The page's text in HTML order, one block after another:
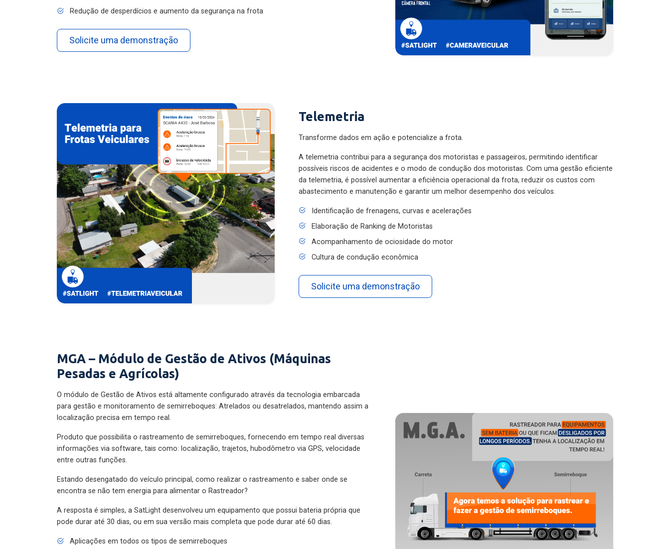
Redução de desperdícios e aumento da segurança na frota
Solicite uma demonstração
Telemetria
Transforme dados em ação e potencialize a frota.
A telemetria contribui para a segurança dos motoristas e passageiros, permitindo identificar
possíveis riscos de acidentes e o modo de condução dos motoristas. Com uma gestão eficiente
da telemetria, é possível aumentar a eficiência operacional da frota, reduzir os custos com
abastecimento e manutenção e garantir um melhor desempenho dos veículos.
Identificação de frenagens, curvas e acelerações
Elaboração de Ranking de Motoristas
Acompanhamento de ociosidade do motor
Cultura de condução econômica
Solicite uma demonstração
MGA – Módulo de Gestão de Ativos (Máquinas
Pesadas e Agrícolas)
O módulo de Gestão de Ativos está altamente configurado através da tecnologia embarcada
para gestão e monitoramento de semirreboques: Atrelados ou desatrelados, mantendo assim a
localização precisa em tempo real.
Produto que possibilita o rastreamento de semirreboques, fornecendo em tempo real diversas
informações via software, tais como: localização, trajetos, hubodômetro via GPS, velocidade
entre outras funções.
Estando desengatado do veículo principal, como realizar o rastreamento e saber onde se
encontra se não tem energia para alimentar o Rastreador?
A resposta é simples, a SatLight desenvolveu um equipamento que possui bateria própria que
pode durar até 30 dias, ou em sua versão mais completa que pode durar até 60 dias.
Aplicações em todos os tipos de semirreboques